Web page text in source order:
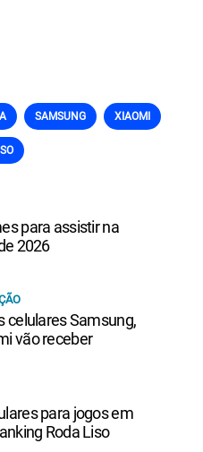
SAMSUNG XIAOMI
para assistir na
2026
celulares Samsung,
vão receber
para jogos em
Roda Liso